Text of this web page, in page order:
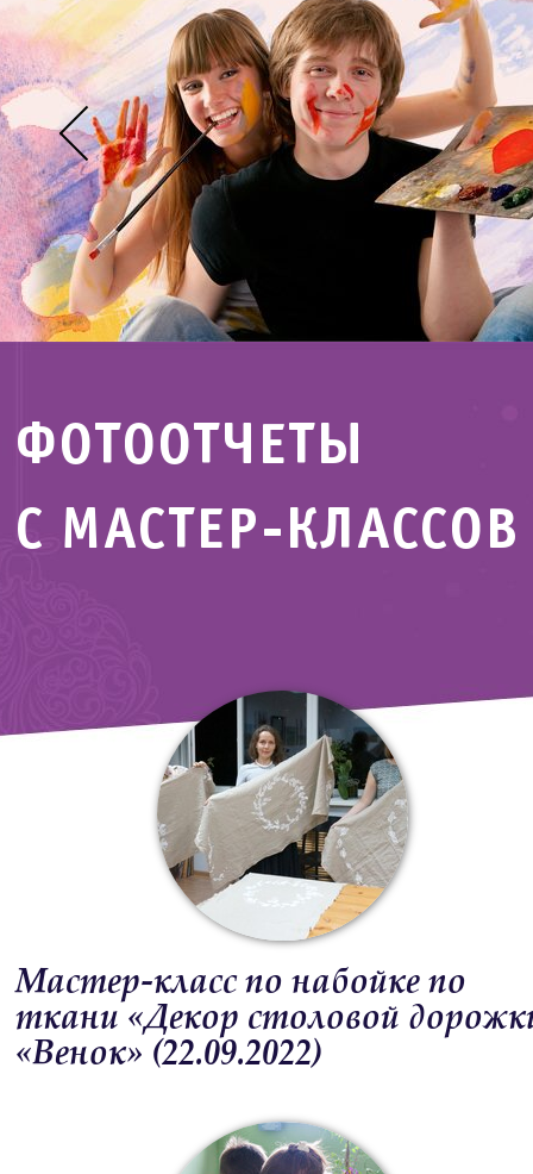
Prev
ФОТООТЧЕТЫ
С МАСТЕР-КЛАССОВ
Мастер-класс по набойке по
ткани «Декор столовой
«Венок» (22.09.2022)